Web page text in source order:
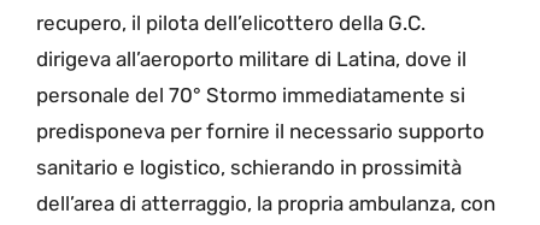
recupero, il pilota dell’elicottero della G.C.
dirigeva all’aeroporto militare di Latina, dove il
personale del 70° Stormo immediatamente si
predisponeva per fornire il necessario supporto
sanitario e logistico, schierando in prossimità
dell’area di atterraggio, la propria ambulanza, con